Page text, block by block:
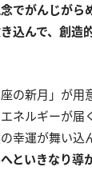
でがんじがら
込んで、創造
の新月」が用
エネルギーが
幸運が舞い込
といきなり導